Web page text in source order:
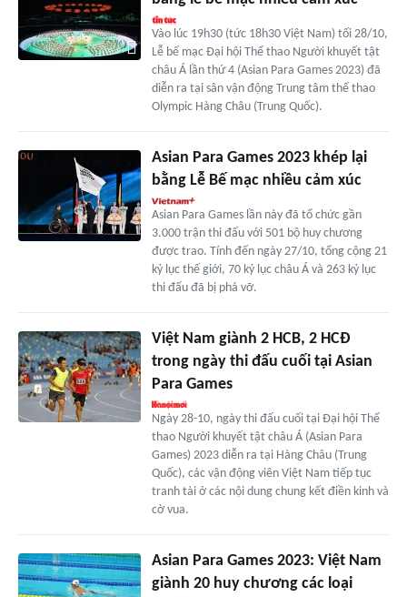
Vào lúc 19h30 (tức 18h30 Việt Nam) tối 28/10,
Lễ bế mạc Đại hội Thể thao Người khuyết tật
châu Á lần thứ 4 (Asian Para Games 2023) đã
diễn ra tại sân vận động Trung tâm thể thao
Olympic Hàng Châu (Trung Quốc).
Asian Para Games 2023 khép lại
bằng Lễ Bế mạc nhiều cảm xúc
Asian Para Games lần này đã tổ chức gần
3.000 trận thi đấu với 501 bộ huy chương
được trao. Tính đến ngày 27/10, tổng cộng 21
kỷ lục thế giới, 70 kỷ lục châu Á và 263 kỷ lục
thi đấu đã bị phá vỡ.
Việt Nam giành 2 HCB, 2 HCĐ
trong ngày thi đấu cuối tại Asian
Para Games
Ngày 28-10, ngày thi đấu cuối tại Đại hội Thể
thao Người khuyết tật châu Á (Asian Para
Games) 2023 diễn ra tại Hàng Châu (Trung
Quốc), các vận động viên Việt Nam tiếp tục
tranh tài ở các nội dung chung kết điền kinh và
cờ vua.
Asian Para Games 2023: Việt Nam
giành 20 huy chương các loại